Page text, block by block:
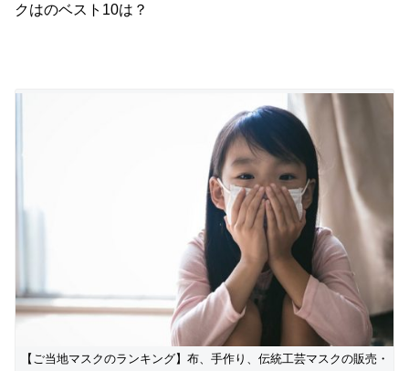
クはのベスト10は？
【ご当地マスクのランキング】布、手作り、伝統工芸マスクの販売・